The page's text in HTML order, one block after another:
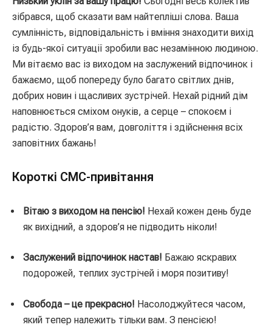
зібрався, щоб сказати вам найтепліші слова. Ваша
сумлінність, відповідальність і вміння знаходити вихід
із будь-якої ситуації зробили вас незамінною людиною.
Ми вітаємо вас із виходом на заслужений відпочинок і
бажаємо, щоб попереду було багато світлих днів,
добрих новин і щасливих зустрічей. Нехай рідний дім
наповнюється сміхом онуків, а серце – спокоєм і
радістю. Здоров’я вам, довголіття і здійснення всіх
заповітних бажань!
Короткі СМС-привітання
Вітаю з виходом на пенсію! Нехай кожен день буде
як вихідний, а здоров’я не підводить ніколи!
Заслужений відпочинок настав! Бажаю яскравих
подорожей, теплих зустрічей і моря позитиву!
Свобода – це прекрасно! Насолоджуйтеся часом,
який тепер належить тільки вам. З пенсією!